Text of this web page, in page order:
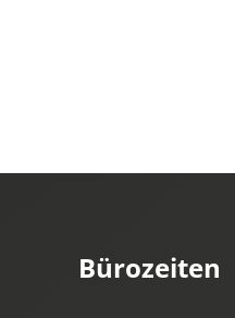
Bürozeiten